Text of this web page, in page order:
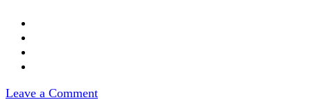
Leave a Commenton